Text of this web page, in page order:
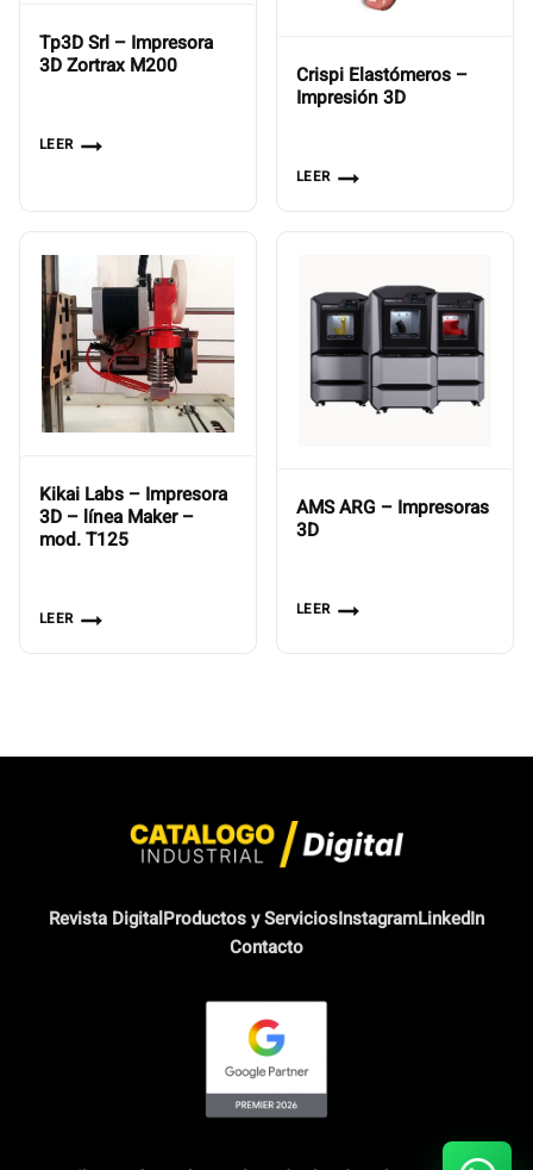
Tp3D Srl – Impresora
3D Zortrax M200
LEER
Crispi Elastómeros –
Impresión 3D
LEER
Kikai Labs – Impresora
3D – línea Maker –
mod. T125
LEER
AMS ARG – Impresoras
3D
LEER
Revista DigitalProductos y ServiciosInstagramLinkedIn
Contacto